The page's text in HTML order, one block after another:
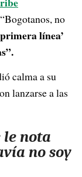
no
línea’
calma a su
lanzarse a las
le nota
no soy